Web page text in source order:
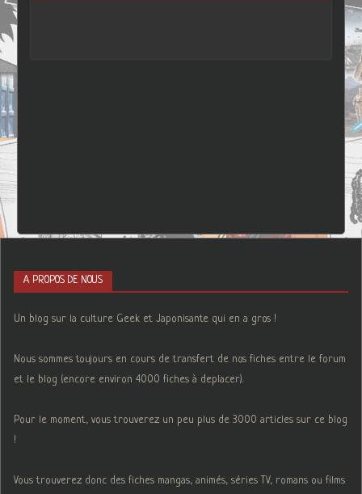
A PROPOS DE NOUS
Un blog sur la culture Geek et Japonisante qui en a gros !
Nous sommes toujours en cours de transfert de nos fiches entre le forum
et le blog (encore environ 4000 fiches à deplacer).
Pour le moment, vous trouverez un peu plus de 3000 articles sur ce blog
!
Vous trouverez donc des fiches mangas, animés, séries TV, romans ou films